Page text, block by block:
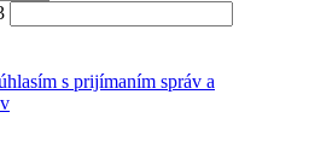
s prijímaním správ a